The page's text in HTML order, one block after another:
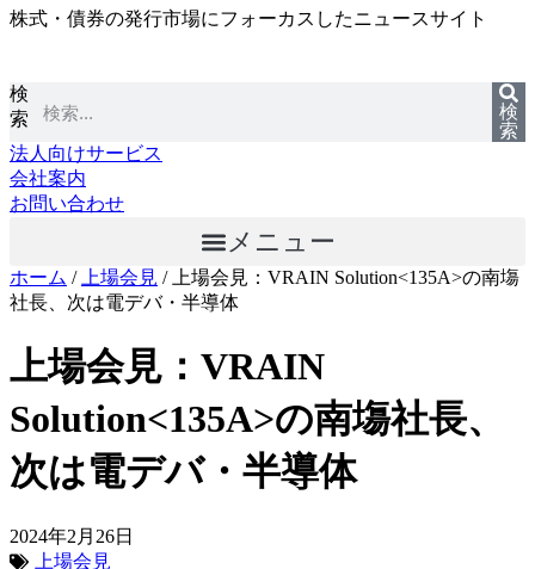
コ
ン
ツ
に
ス
キ
ッ
株式・債券の発行市場にフォーカスしたニュースサイト
検
索
検
索
法人向けサービス
会社案内
お問い合わせ
メニュー
ホーム / 上場会見 /
上場会見：VRAIN Solution<135A>の南塲
社長、次は電デバ・半導体
上場会見：VRAIN
Solution<135A>の南塲社長、
次は電デバ・半導体
2024年2月26日
上場会見